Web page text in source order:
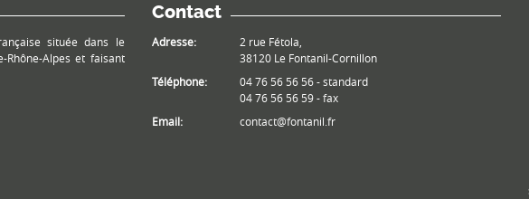
située dans le
Alpes et faisant
Contact
Adresse:
2 rue Fétola,
38120 Le Fontanil-Cornillon
Téléphone:
04 76 56 56 56 - standard
04 76 56 56 59 - fax
Email:
contact@fontanil.fr